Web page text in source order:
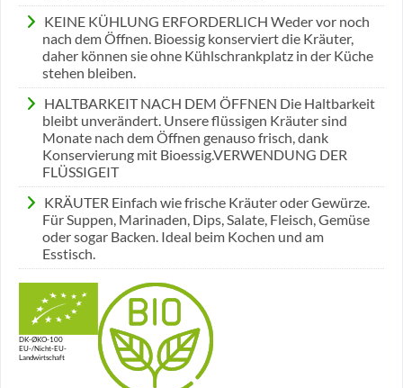
KEINE KÜHLUNG ERFORDERLICH Weder vor noch
nach dem Öffnen. Bioessig konserviert die Kräuter,
daher können sie ohne Kühlschrankplatz in der Küche
stehen bleiben.
HALTBARKEIT NACH DEM ÖFFNEN Die Haltbarkeit
bleibt unverändert. Unsere flüssigen Kräuter sind
Monate nach dem Öffnen genauso frisch, dank
Konservierung mit Bioessig.VERWENDUNG DER
FLÜSSIGEIT
KRÄUTER Einfach wie frische Kräuter oder Gewürze.
Für Suppen, Marinaden, Dips, Salate, Fleisch, Gemüse
oder sogar Backen. Ideal beim Kochen und am
Esstisch.
DK-ØKO-100
EU-/Nicht-EU-
Landwirtschaft